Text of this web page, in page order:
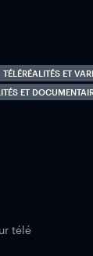
TÉLÉRÉALITÉS ET
ET
télé